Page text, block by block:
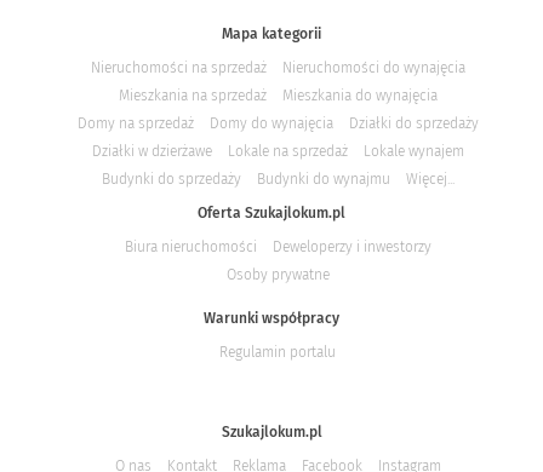
Mapa kategorii
Nieruchomości na sprzedaż
Nieruchomości do wynajęcia
Mieszkania na sprzedaż
Mieszkania do wynajęcia
Domy na sprzedaż
Domy do wynajęcia
Działki do sprzedaży
Działki w dzierżawe
Lokale na sprzedaż
Lokale wynajem
Budynki do sprzedaży
Budynki do wynajmu
Więcej...
Oferta Szukajlokum.pl
Biura nieruchomości
Deweloperzy i inwestorzy
Osoby prywatne
Warunki współpracy
Regulamin portalu
Szukajlokum.pl
O nas
Kontakt Reklama Facebook Instagram